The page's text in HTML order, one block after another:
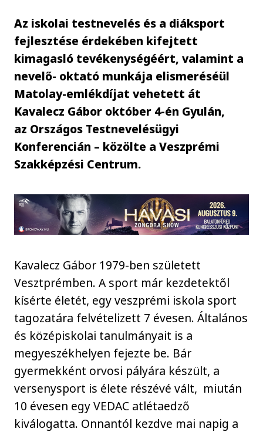
Az iskolai testnevelés és a diáksport
fejlesztése érdekében kifejtett
kimagasló tevékenységéért, valamint a
nevelő- oktató munkája elismeréséül
Matolay-emlékdíjat vehetett át
Kavalecz Gábor október 4-én Gyulán,
az Országos Testnevelésügyi
Konferencián – közölte a Veszprémi
Szakképzési Centrum.
Kavalecz Gábor 1979-ben született
Vesztprémben. A sport már kezdetektől
kísérte életét, egy veszprémi iskola sport
tagozatára felvételizett 7 évesen. Általános
és középiskolai tanulmányait is a
megyeszékhelyen fejezte be. Bár
gyermekként orvosi pályára készült, a
versenysport is élete részévé vált, miután
10 évesen egy VEDAC atlétaedző
kiválogatta. Onnantól kezdve mai napig a